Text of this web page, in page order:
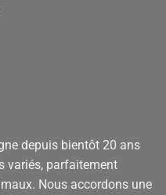
depuis bientôt 20 ans
variés, parfaitement
Nous accordons une